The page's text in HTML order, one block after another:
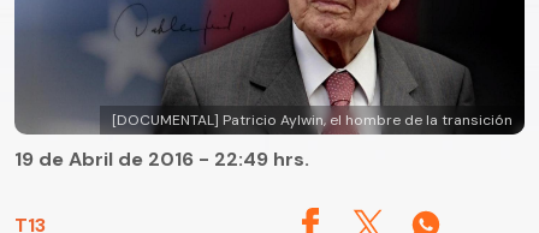
[DOCUMENTAL] Patricio Aylwin, el hombre de la transición
T13
19 de Abril de 2016 - 22:49 hrs.